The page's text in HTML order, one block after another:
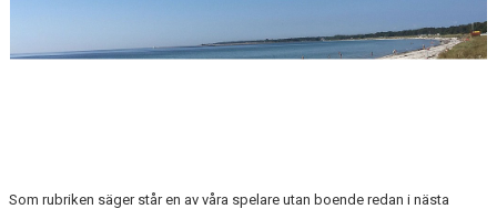
Som rubriken säger står en av våra spelare utan boende redan i nästa